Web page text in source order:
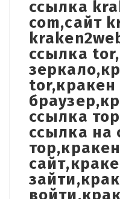
ссылка
com,сайт
ссылка
tor,кракен
ссылка
ссылка на